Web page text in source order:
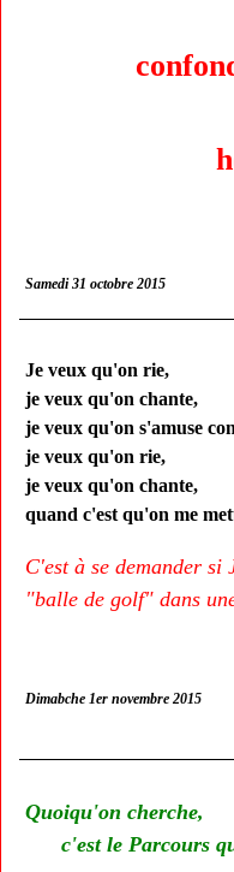
Samedi 31 octobre 2015
Je veux qu'on rie,
je veux qu'on chante,
je veux qu'on s'amuse
je veux qu'on rie,
je veux qu'on chante,
quand c'est qu'on me
C'est à se demander si
"balle de golf" dans
Dimabche 1er novembre 2015
Quoiqu'on cherche,
c'est le Parcours